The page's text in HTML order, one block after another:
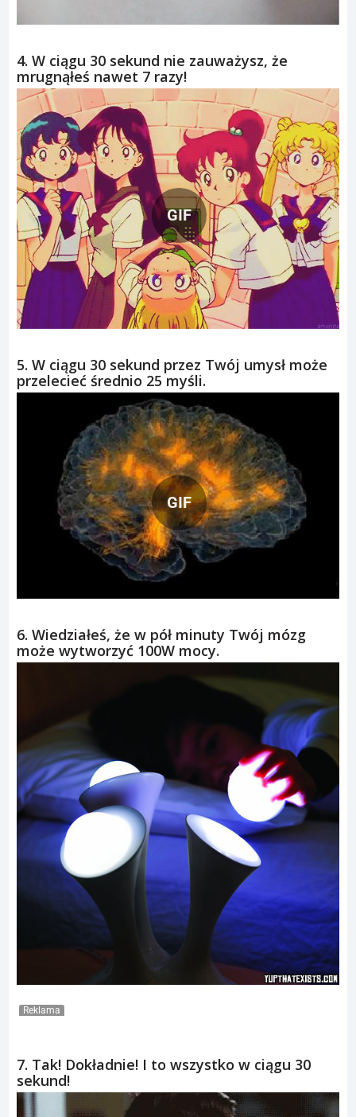
4. W ciągu 30 sekund nie zauważysz, że
mrugnąłeś nawet 7 razy!
GIF
5. W ciągu 30 sekund przez Twój umysł może
przelecieć średnio 25 myśli.
GIF
6. Wiedziałeś, że w pół minuty Twój mózg
może wytworzyć 100W mocy.
Reklama
7. Tak! Dokładnie! I to wszystko w ciągu 30
sekund!